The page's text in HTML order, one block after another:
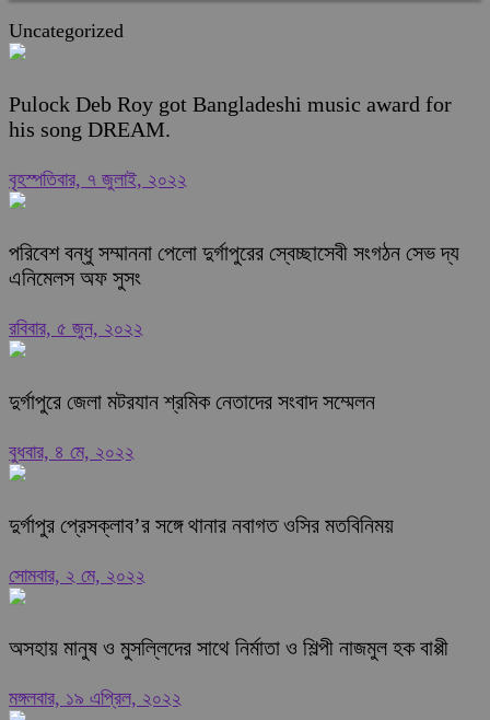
Uncategorized
Pulock Deb Roy got Bangladeshi music award for
his song DREAM.
বৃহস্পতিবার, ৭ জুলাই, ২০২২
পরিবেশ বন্ধু সম্মাননা পেলো দুর্গাপুরের স্বেচ্ছাসেবী সংগঠন সেভ দ্য
এনিমেলস অফ সুসং
রবিবার, ৫ জুন, ২০২২
দুর্গাপুরে জেলা মটরযান শ্রমিক নেতাদের সংবাদ সম্মেলন
বুধবার, ৪ মে, ২০২২
দুর্গাপুর প্রেসক্লাব’র সঙ্গে থানার নবাগত ওসির মতবিনিময়
সোমবার, ২ মে, ২০২২
অসহায় মানুষ ও মুসল্লিদের সাথে নির্মাতা ও শিল্পী নাজমুল হক বাপ্পী
মঙ্গলবার, ১৯ এপ্রিল, ২০২২